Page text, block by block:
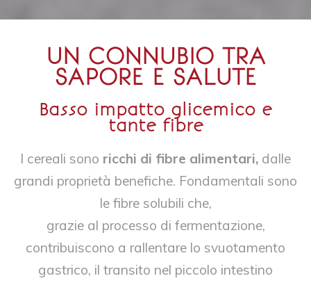
UN CONNUBIO TRA
SAPORE E SALUTE
Basso impatto glicemico e
tante fibre
I cereali sono ricchi di fibre alimentari, dalle
grandi proprietà benefiche. Fondamentali sono
le fibre solubili che,
grazie al processo di fermentazione,
contribuiscono a rallentare lo svuotamento
gastrico, il transito nel piccolo intestino